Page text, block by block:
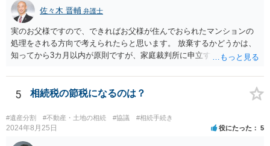
佐々木 晋輔 弁護士
実のお父様ですので、できればお父様が住んでおられたマンションの
処理をされる方向で考えられたらと思います。 放棄するかどうかは、
知ってから3カ月以内が原則ですが、家庭裁判所に申立すれば3カ月の
放棄するかどうか決めることができます。 銀行やサラ金が数年も放置
することはありませんので、数年後に借金が発見される可能性はほぼ
ありません。 なお、私が扱った相続放棄を検討していた案件で、期間
伸長して調査したところ、サラ金に対する過払金など相当な財産が見
つかったため相続したという事例がありました。
5 相続税の節税になるのは？
#遺産分割 #不動産・土地の相続 #協議 #相続手続き
2024年8月25日 役にたった 5